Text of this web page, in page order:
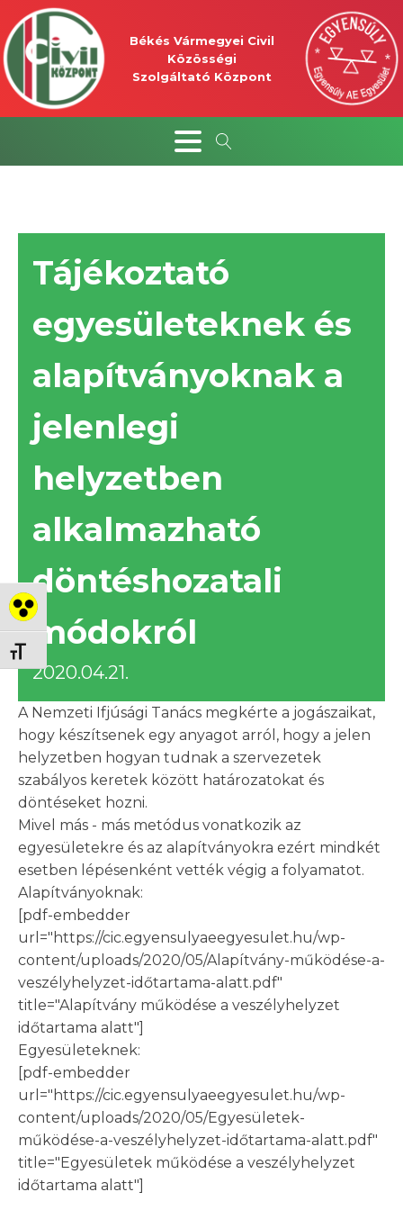
Nagy kontraszt váltása
Betűméret váltása
Békés Vármegyei Civil
Közösségi
Szolgáltató Központ
Tájékoztató
egyesületeknek és
alapítványoknak a
jelenlegi
helyzetben
alkalmazható
döntéshozatali
módokról
2020.04.21.
A Nemzeti Ifjúsági Tanács megkérte a jogászaikat,
hogy készítsenek egy anyagot arról, hogy a jelen
helyzetben hogyan tudnak a szervezetek
szabályos keretek között határozatokat és
döntéseket hozni.
Mivel más - más metódus vonatkozik az
egyesületekre és az alapítványokra ezért mindkét
esetben lépésenként vették végig a folyamatot.
Alapítványoknak:
[pdf-embedder
url="https://cic.egyensulyaeegyesulet.hu/wp-
content/uploads/2020/05/Alapítvány-működése-a-
veszélyhelyzet-időtartama-alatt.pdf"
title="Alapítvány működése a veszélyhelyzet
időtartama alatt"]
Egyesületeknek:
[pdf-embedder
url="https://cic.egyensulyaeegyesulet.hu/wp-
content/uploads/2020/05/Egyesületek-
működése-a-veszélyhelyzet-időtartama-alatt.pdf"
title="Egyesületek működése a veszélyhelyzet
időtartama alatt"]